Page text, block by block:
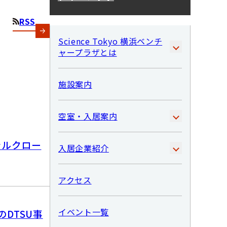
RSS
クロー
DTSU事
Science Tokyo 横浜ベンチ
ャープラザとは
施設案内
空室・入居案内
入居企業紹介
アクセス
イベント一覧